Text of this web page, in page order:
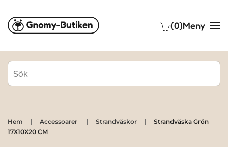
Skip to main content (0)Meny
Hem Accessoarer Strandväskor
Strandväska Grön
17X10X20 CM